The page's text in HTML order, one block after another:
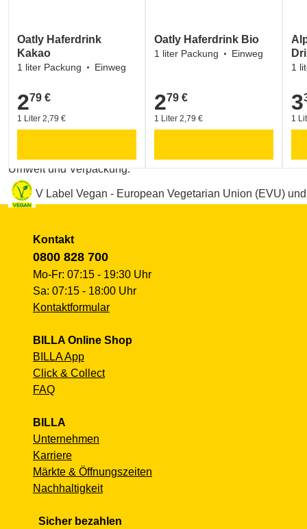
info@janatuerlich.at
+43 2236 600 6950
Labelinformationen
Umwelt und Verpackung:
Umwelt und Verpackung:
V Label Vegan - European Vegetarian Union (EVU)
Oatly Haferdrink
Kakao
1 liter Packung Einweg
2,79 €
279 €
1 Liter 2,79 €
Oatly Haferdrink Bio
1 liter Packung Einweg
2,79 €
279 €
1 Liter 2,79 €
1
3
1
Kontakt
0800 828 700
Mo-Fr: 07:15 - 19:30 Uhr
Sa: 07:15 - 18:00 Uhr
Kontaktformular
BILLA Online Shop
BILLA App
Click & Collect
FAQ
BILLA
Unternehmen
Karriere
Märkte & Öffnungszeiten
Nachhaltigkeit
Sicher bezahlen